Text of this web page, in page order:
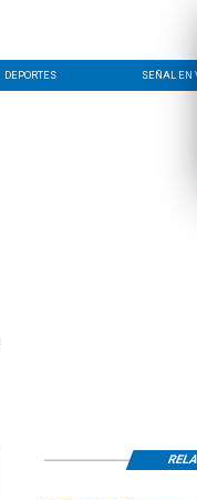
DEPORTES SEÑAL EN